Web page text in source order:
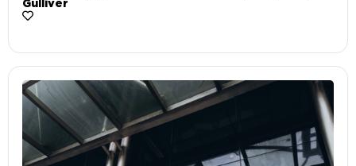
Gulliver